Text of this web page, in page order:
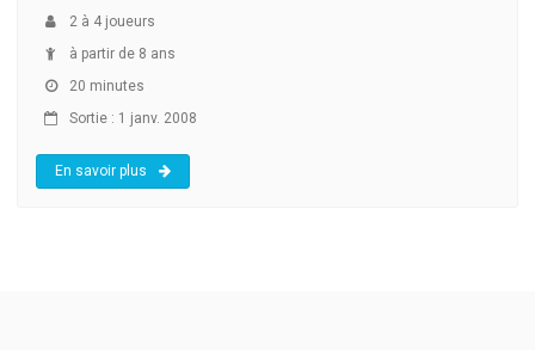
2 à 4 joueurs
à partir de 8 ans
20 minutes
Sortie : 1 janv. 2008
En savoir plus